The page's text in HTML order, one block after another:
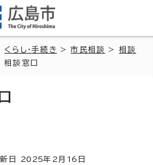
くらし・手続き >市民相談 > 相談
談窓口
日 2025年2月 16 日